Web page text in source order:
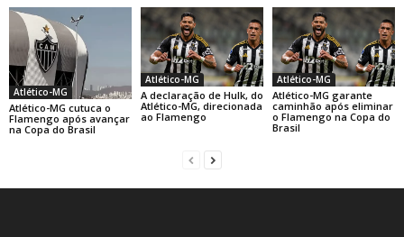
Atlético-MG
Atlético-MG cutuca o
Flamengo após avançar
na Copa do Brasil
Atlético-MG
A declaração de Hulk, do
Atlético-MG, direcionada
ao Flamengo
Atlético-MG
Atlético-MG garante
caminhão após eliminar
o Flamengo na Copa do
Brasil